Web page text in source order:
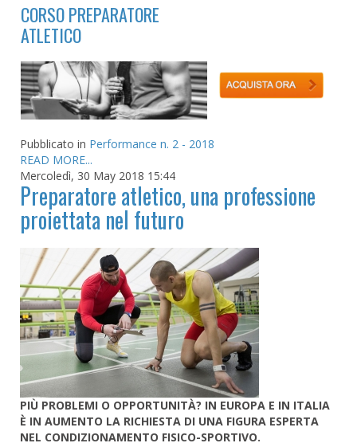
CORSO PREPARATORE
ATLETICO
Pubblicato in Performance n. 2 - 2018
READ MORE...
Mercoledì, 30 May 2018 15:44
Preparatore atletico, una professione
proiettata nel futuro
PIÙ PROBLEMI O OPPORTUNITÀ? IN EUROPA E IN ITALIA
È IN AUMENTO LA RICHIESTA DI UNA FIGURA ESPERTA
NEL CONDIZIONAMENTO FISICO-SPORTIVO.